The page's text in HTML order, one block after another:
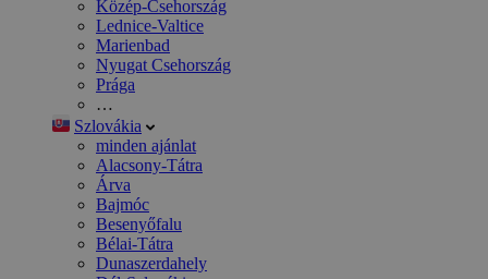
Közép-Csehország
Lednice-Valtice
Marienbad
Nyugat Csehország
Prága
…
Szlovákia
minden ajánlat
Alacsony-Tátra
Árva
Bajmóc
Besenyőfalu
Bélai-Tátra
Dunaszerdahely